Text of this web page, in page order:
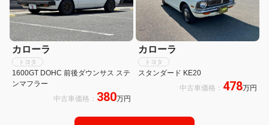
カローラ
トヨタ
1600GT DOHC 前後ダウンサス ステ
ンマフラー
中古車価格： 380万円
カローラ
トヨタ
スタンダード KE20
中古車価格： 478万円